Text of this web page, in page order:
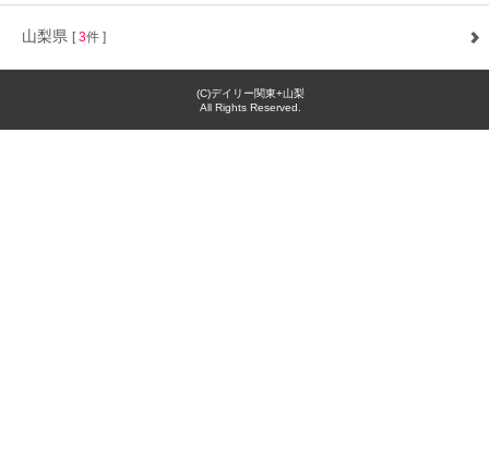
山梨県 [3件 ]
(C)デイリー関東+山梨
All Rights Reserved.